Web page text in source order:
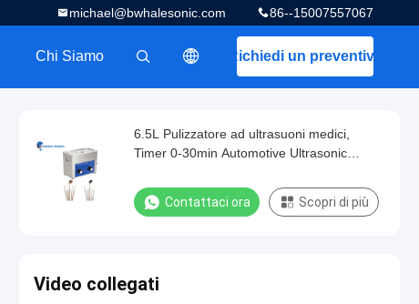
86--15007557067
michael@bwhalesonic.com
Richiedi un preventivo
Chi Siamo
6.5L Pulizzatore ad ultrasuoni medici,
Timer 0-30min Automotive Ultrasonic
Contattaci ora Scopri di più
Video collegati